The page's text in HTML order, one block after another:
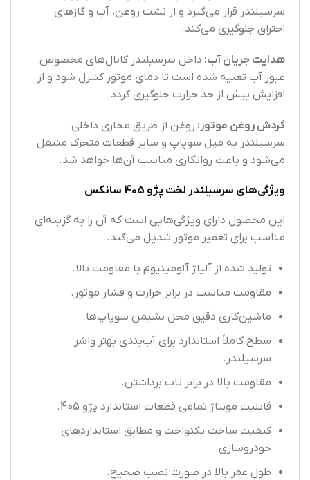
سرسیلندر قرار می‌گیرد و از نشت روغن، آب و گازهای
احتراق جلوگیری می‌کند.
هدایت جریان آب: داخل سرسیلندر کانال‌های مخصوص
عبور آب تعبیه شده است تا دمای موتور کنترل شود و از
افزایش بیش از حد حرارت جلوگیری گردد.
گردش روغن موتور: روغن از طریق مجاری داخلی
سرسیلندر به میل سوپاپ و سایر قطعات متحرک منتقل
می‌شود و باعث روانکاری مناسب آن‌ها خواهد شد.
ویژگی‌های سرسیلندر لخت پژو 405 سانکس
این محصول دارای ویژگی‌هایی است که آن را به گزینه‌ای
مناسب برای تعمیر موتور تبدیل می‌کند.
تولید شده از آلیاژ آلومینیوم با مقاومت بالا.
مقاومت مناسب در برابر حرارت و فشار موتور.
ماشین‌کاری دقیق محل نشیمن سوپاپ‌ها.
سطح کاملاً استاندارد برای آب‌بندی بهتر واشر
سرسیلندر.
مقاومت بالا در برابر تاب برداشتن.
قابلیت مونتاژ تمامی قطعات استاندارد پژو 405.
کیفیت ساخت یکنواخت و مطابق استانداردهای
خودروسازی.
طول عمر بالا در صورت نصب صحیح.